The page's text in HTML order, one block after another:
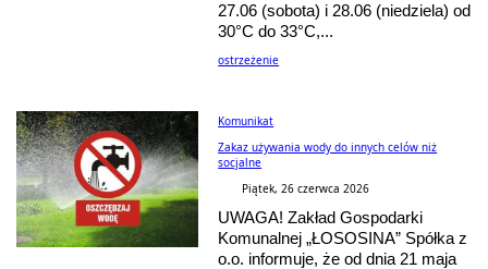
27.06 (sobota) i 28.06 (niedziela) od
30°C do 33°C,...
ostrzeżenie
Komunikat
Zakaz używania wody do innych celów niż
socjalne
Piątek, 26 czerwca 2026
UWAGA! Zakład Gospodarki
Komunalnej „ŁOSOSINA” Spółka z
o.o. informuje, że od dnia 21 maja